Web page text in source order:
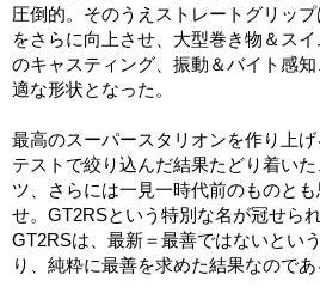
圧倒的。そのうえストレートグリッ
をさらに向上させ、大型巻き物＆ス
のキャスティング、振動＆バイト感
適な形状となった。
最高のスーパースタリオンを作り上
テストで絞り込んだ結果たどり着い
ツ、さらには一見一時代前のものと
せ。GT2RSという特別な名が冠せら
GT2RSは、最新＝最善ではないとい
り、純粋に最善を求めた結果なのであ